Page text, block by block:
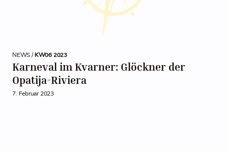
NEWS /KW06 2023
Karneval im Kvarner: Glöckner der
Opatija-Riviera
7. Februar 2023